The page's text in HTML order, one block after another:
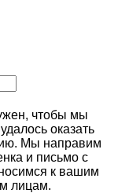
чтобы мы
оказать
Мы направим
и письмо с
к вашим
лицам.